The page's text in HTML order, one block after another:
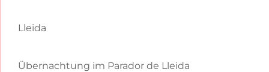
Lleida
Übernachtung im Parador de Lleida